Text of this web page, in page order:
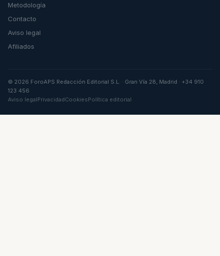
Metodología
Contacto
Aviso legal
Afiliados
© 2026 ForoAPS Redacción Editorial S.L. · Gran Vía 28, Madrid · +34 910
123 456
Aviso legalPrivacidadCookiesPolítica editorial